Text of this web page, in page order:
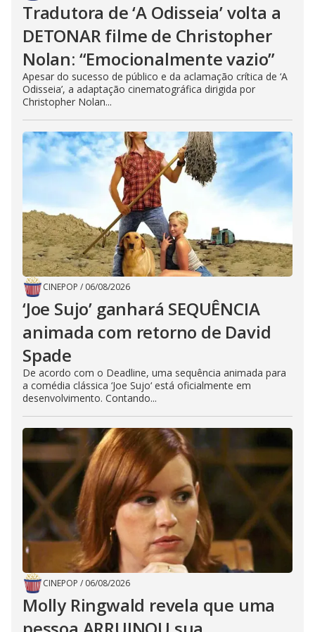
Tradutora de ‘A Odisseia’ volta a
DETONAR filme de Christopher
Nolan: “Emocionalmente vazio”
Apesar do sucesso de público e da aclamação crítica de ‘A
Odisseia’, a adaptação cinematográfica dirigida por
Christopher Nolan...
CINEPOP / 06/08/2026
‘Joe Sujo’ ganhará SEQUÊNCIA
animada com retorno de David
Spade
De acordo com o Deadline, uma sequência animada para
a comédia clássica ‘Joe Sujo‘ está oficialmente em
desenvolvimento. Contando...
CINEPOP / 06/08/2026
Molly Ringwald revela que uma